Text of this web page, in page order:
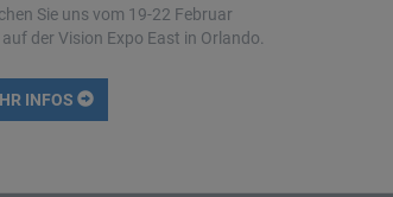
Sie uns vom 19-22 Februar
der Vision Expo East in Orlando.
INFOS